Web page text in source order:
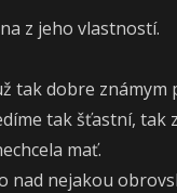
z jeho vlastností.
tak dobre
tak šťastní, tak
mať.
nad nejakou